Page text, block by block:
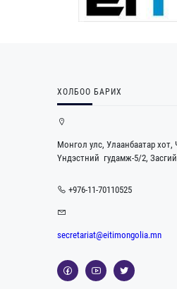
ХОЛБОО БАРИХ
Монгол улс, Улаанбаатар хот,
Үндэстний гудамж-5/2,
+976-11-70110525
secretariat@eitimongolia.mn